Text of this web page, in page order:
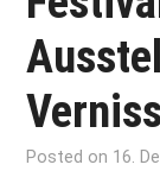
Posted on 16.